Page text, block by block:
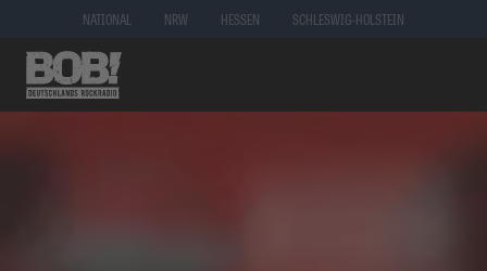
NATIONAL NRW HESSEN SCHLESWIG-HOLSTEIN